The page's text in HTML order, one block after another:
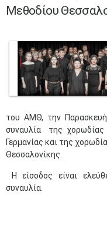
Μεθοδίου
του ΑΜΘ, την
συναυλία της
Γερμανίας και της
Θεσσαλονίκης.
Η είσοδος είναι
συναυλία.